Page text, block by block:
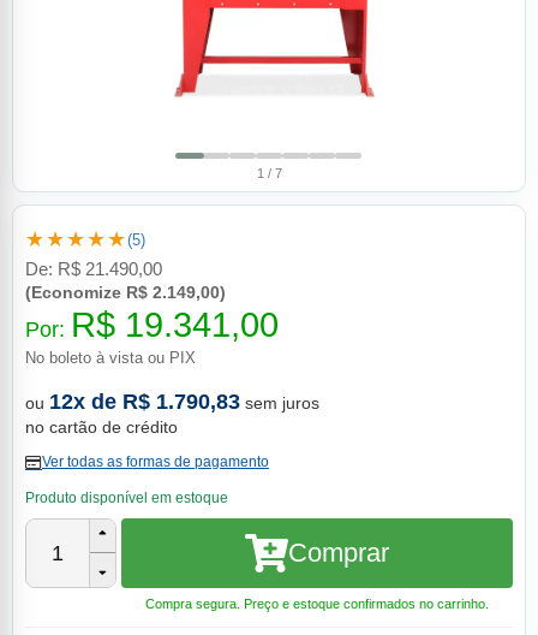
1 / 7
★★★★★(5)
De: R$ 21.490,00
(Economize R$ 2.149,00)
Por: R$ 19.341,00
No boleto à vista ou PIX
ou 12x de R$ 1.790,83 sem juros
no cartão de crédito
Ver todas as formas de pagamento
Produto disponível em estoque
1 Comprar
Compra segura. Preço e estoque confirmados no carrinho.